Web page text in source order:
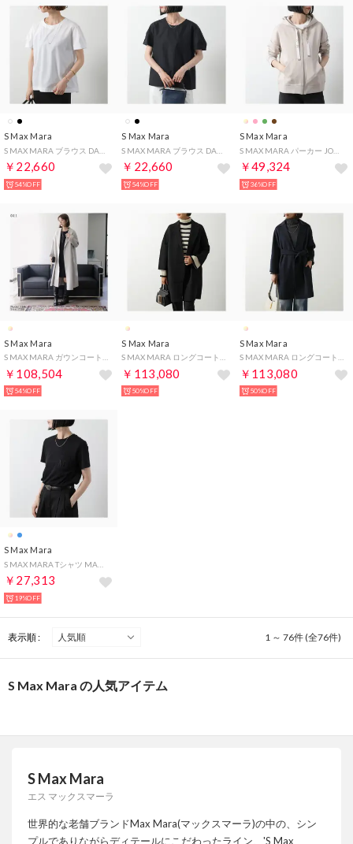
S Max Mara
￥22,660
54%OFF
S Max Mara
￥22,660
54%OFF
S Max Mara
S MAX MARA パーカー JOUR 長袖 フーディ （001/ライトベージュ）
￥49,324
36%OFF
S Max Mara
￥108,504
54%OFF
S Max Mara
￥113,080
50%OFF
S Max Mara
￥113,080
50%OFF
S Max Mara
￥27,313
19%OFF
表示順 : 1 ～ 76件 (全76件)
S Max Mara の人気アイテム
S Max Mara
エス マックスマーラ
世界的な老舗ブランドMax Mara(マックスマーラ)の中の、シン
プルでありながらディテールにこだわったライン、'S Max